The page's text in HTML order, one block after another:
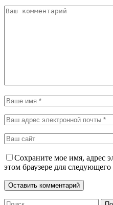
Сохраните мое имя, адрес
этом браузере для